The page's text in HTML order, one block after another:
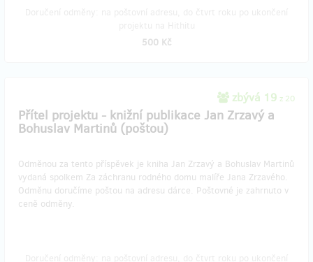
500 Kč
zbývá 19 z 20
Přítel projektu - knižní publikace Jan Zrzavý a
Bohuslav Martinů (poštou)
Odměnou za tento příspěvek je kniha Jan Zrzavý a Bohuslav Martinů
vydaná spolkem Za záchranu rodného domu malíře Jana Zrzavého.
Odměnu doručíme poštou na adresu dárce. Poštovné je zahrnuto v
ceně odměny.